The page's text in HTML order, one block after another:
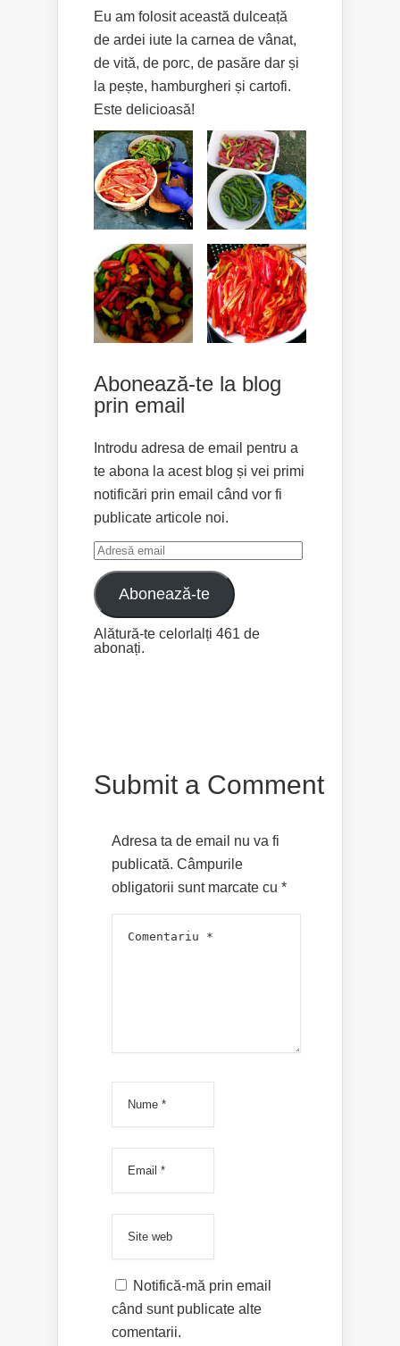
Eu am folosit această dulceață
de ardei iute la carnea de vânat,
de vită, de porc, de pasăre dar și
la pește, hamburgheri și cartofi.
Este delicioasă!
Abonează-te la blog
prin email
Introdu adresa de email pentru a
te abona la acest blog și vei primi
notificări prin email când vor fi
publicate articole noi.
Adresă
email
Abonează-te
Alătură-te celorlalți 461 de
abonați.
Submit a Comment
Adresa ta de email nu va fi
publicată. Câmpurile
obligatorii sunt marcate cu *
Notifică-mă prin email
când sunt publicate alte
comentarii.